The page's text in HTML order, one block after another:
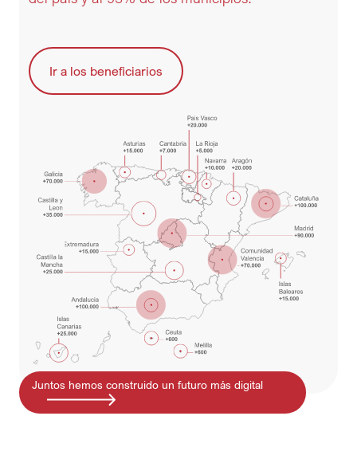
Ir a los beneficiarios
Juntos hemos construido un futuro más digital